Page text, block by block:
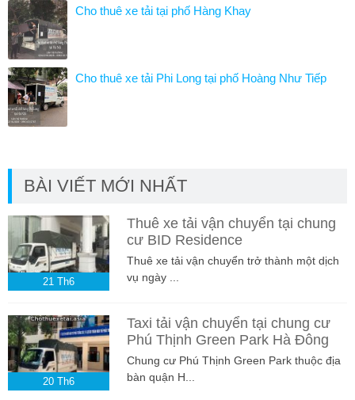
Cho thuê xe tải tại phố Hàng Khay
Cho thuê xe tải Phi Long tại phố Hoàng Như Tiếp
BÀI VIẾT MỚI NHẤT
21 Th6
Thuê xe tải vận chuyển tại chung
cư BID Residence
Thuê xe tải vận chuyển trở thành một dịch
vụ ngày ...
20 Th6
Taxi tải vận chuyển tại chung cư
Phú Thịnh Green Park Hà Đông
Chung cư Phú Thịnh Green Park thuộc địa
bàn quận H...